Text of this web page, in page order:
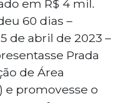
em R$ 4 mil.
60 dias –
de abril de 2023 –
Prada
de Área
e promovesse o